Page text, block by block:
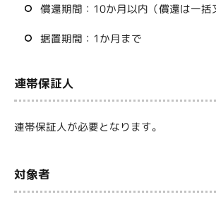
償還期間：10か月以内（償還は一括
据置期間：1か月まで
連帯保証人
連帯保証人が必要となります。
対象者